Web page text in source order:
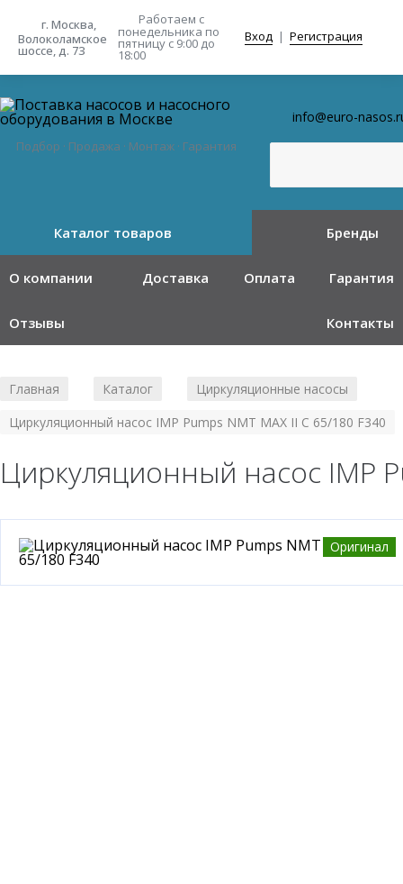
г. Москва,
Волоколамское
шоссе, д. 73
Работаем с
понедельника по
пятницу с 9:00 до
18:00
Вход | Регистрация
Подбор · Продажа · Монтаж · Гарантия
info@euro-
Каталог товаров Бренды
О компании Доставка Оплата Гарантия
Отзывы Контакты
Главная Каталог Циркуляционные насосы
Циркуляционный насос IMP Pumps NMT MAX II C 65/180 F340
Циркуляционный насос IMP
Оригинал